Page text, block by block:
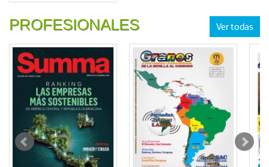
Ver todas
PROFESIONALES